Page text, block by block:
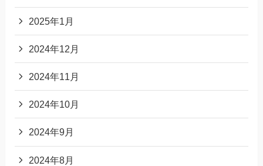
2025年1月
2024年12月
2024年11月
2024年10月
2024年9月
2024年8月